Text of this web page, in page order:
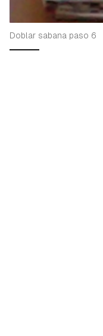
Doblar sabana paso 6